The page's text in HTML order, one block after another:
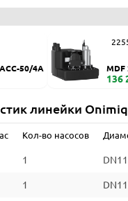
патрубка, DN
Гц
50/4A MDF
136
линейки
Кол-во насосов
1
1